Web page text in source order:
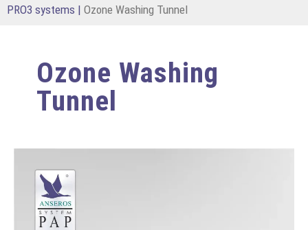
PRO3 systems | Ozone Washing Tunnel
Ozone Washing
Tunnel